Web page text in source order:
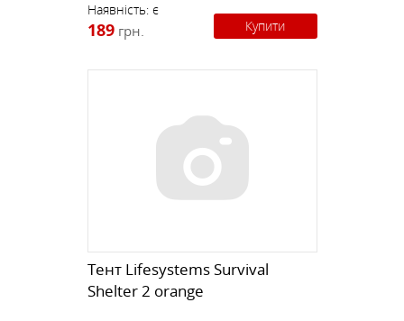
Наявність: є
189 грн. Купити
Tент Lifesystems Survival
Shelter 2 orange